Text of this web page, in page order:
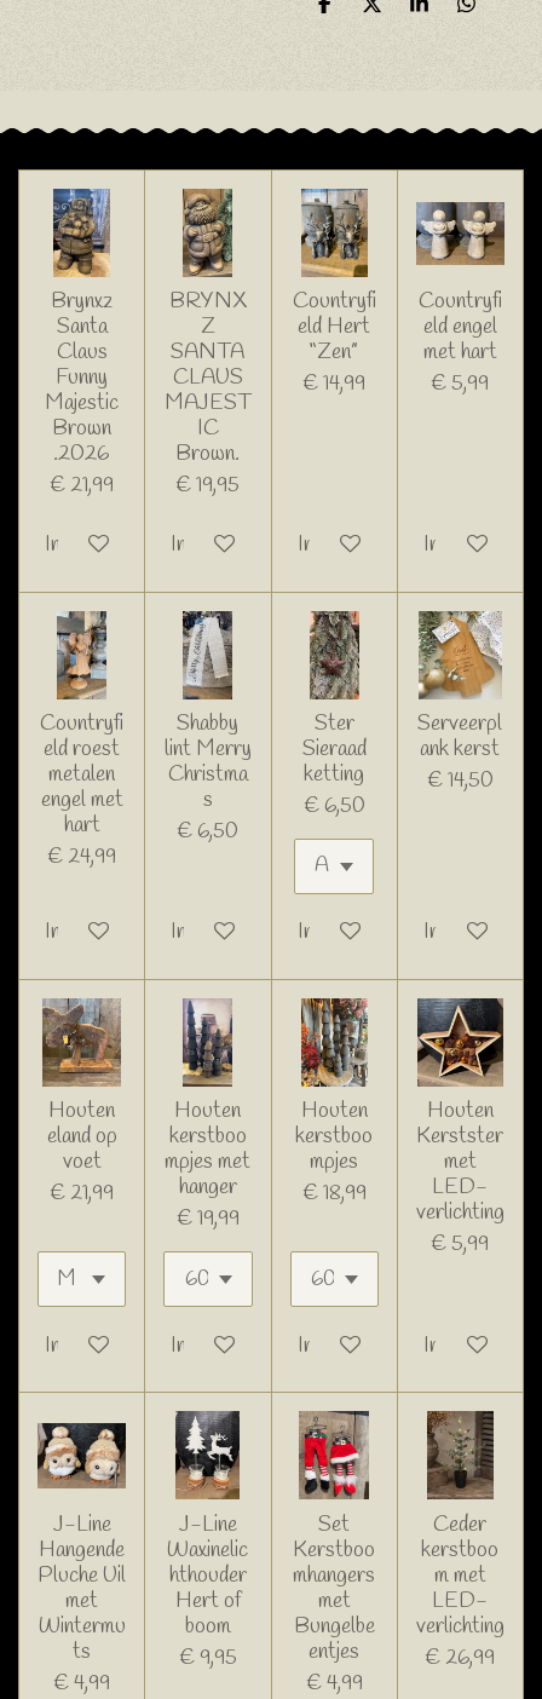
D
D
S
D
Brynxz
Santa
Claus
Funny
Majestic
Brown
.2026
€ 21,99
In winkelwagen
BRYNX
Z
SANTA
CLAUS
MAJEST
IC
Brown.
€ 19,95
In winkelwagen
Countryfi
eld Hert
“Zen”
€ 14,99
In winkelwagen
Countryfi
eld engel
met hart
€ 5,99
In
Countryfi
eld roest
metalen
engel met
hart
€ 24,99
In winkelwagen
Shabby
lint Merry
Christma
s
€ 6,50
In winkelwagen
Ster
Sieraad
ketting
€ 6,50
In winkelwagen
Serveerpl
ank kerst
€ 14,50
In
Houten
eland op
voet
€ 21,99
In winkelwagen
Houten
kerstboo
mpjes met
hanger
€ 19,99
In winkelwagen
Houten
kerstboo
mpjes
€ 18,99
In winkelwagen
Houten
Kerstster
met
LED-
verlichting
€ 5,99
In
J-Line
Hangende
Pluche Uil
met
Wintermu
ts
€ 4,99
J-Line
Waxinelic
hthouder
Hert of
boom
€ 9,95
Set
Kerstboo
mhangers
met
Bungelbe
entjes
€ 4,99
Ceder
kerstboo
m met
LED-
verlichting
€ 26,99